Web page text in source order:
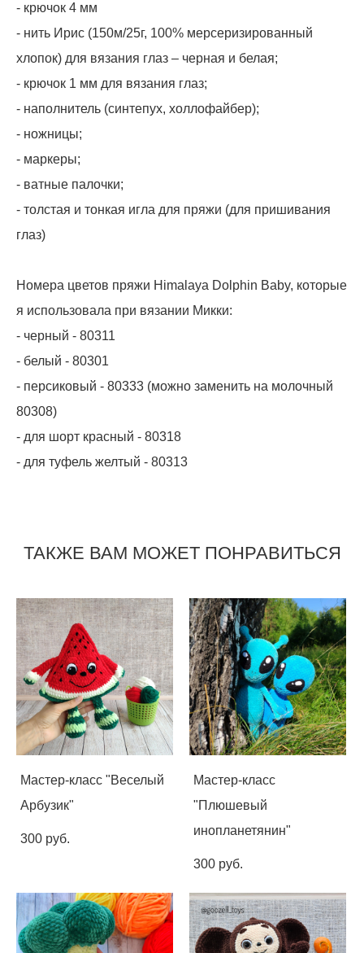
- крючок 4 мм
- нить Ирис (150м/25г, 100% мерсеризированный
хлопок) для вязания глаз – черная и белая;
- крючок 1 мм для вязания глаз;
- наполнитель (синтепух, холлофайбер);
- ножницы;
- маркеры;
- ватные палочки;
- толстая и тонкая игла для пряжи (для пришивания
глаз)
Номера цветов пряжи Himalaya Dolphin Baby, которые
я использовала при вязании Микки:
- черный - 80311
- белый - 80301
- персиковый - 80333 (можно заменить на молочный
80308)
- для шорт красный - 80318
- для туфель желтый - 80313
ТАКЖЕ ВАМ МОЖЕТ ПОНРАВИТЬСЯ
Мастер-класс "Веселый
Арбузик"
300 pуб.
Мастер-класс
"Плюшевый
инопланетянин"
300 pуб.